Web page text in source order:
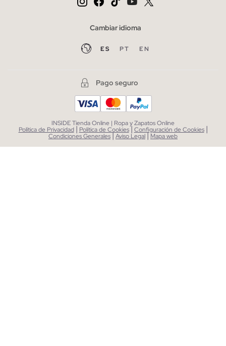
Cambiar idioma
ES PT EN
Pago seguro
INSIDE Tienda Online | Ropa y Zapatos Online
Política de Privacidad | Política de Cookies| Configuración de Cookies |
Condiciones Generales|Aviso Legal| Mapa web